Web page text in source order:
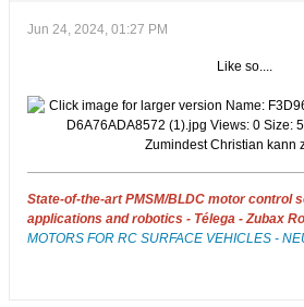
Jun 24, 2024, 01:27 PM
Like so....
Zumindest Christian kann
State-of-the-art PMSM/BLDC motor control
applications and robotics - Télega - Zubax
MOTORS FOR RC SURFACE VEHICLES -